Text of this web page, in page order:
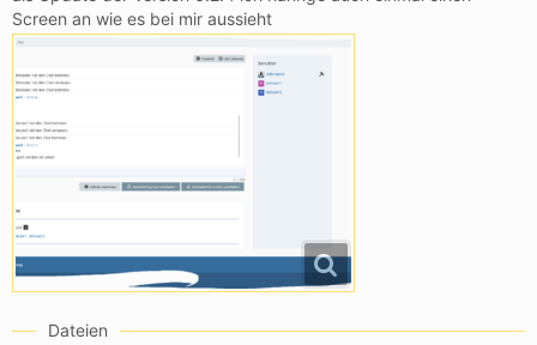
Screen an wie es bei mir aussieht
Dateien